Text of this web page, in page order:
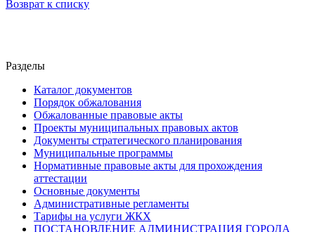
Возврат к списку
Разделы
Каталог документов
Порядок обжалования
Обжалованные правовые акты
Проекты муниципальных правовых актов
Документы стратегического планирования
Муниципальные программы
Нормативные правовые акты для прохождения
аттестации
Основные документы
Административные регламенты
Тарифы на услуги ЖКХ
ПОСТАНОВЛЕНИЕ АДМИНИСТРАЦИЯ ГОРОДА